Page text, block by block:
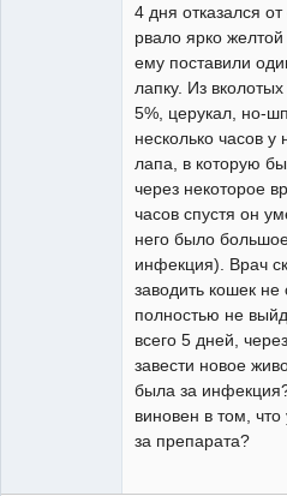
4 дня отказался
рвало ярко
ему поставили
лапку. Из
5%, церукал, но-
несколько часов у
лапа, в которую
через некоторое
часов спустя он
него было
инфекция). Врач
заводить кошек
полностью не
всего 5 дней,
завести новое
была за
виновен в том, что
за препарата?